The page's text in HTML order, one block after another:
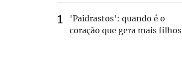
'Paidrastos': quando é o
coração que gera mais filhos